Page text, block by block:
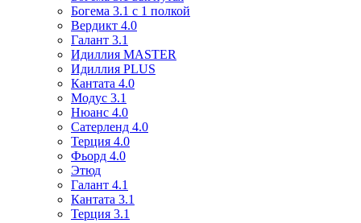
Богема 3.1 с 1 полкой
Вердикт 4.0
Галант 3.1
Идиллия MASTER
Идиллия PLUS
Кантата 4.0
Модус 3.1
Нюанс 4.0
Сатерленд 4.0
Терция 4.0
Фьорд 4.0
Этюд
Галант 4.1
Кантата 3.1
Терция 3.1